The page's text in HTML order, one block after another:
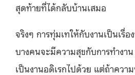
สุดท้ายที่ได้กลับบ้านเสมอ
จริงๆ การทุ่มเทให้กับงานเป็นเรื่อ
บางคนจะมีความสุขกับการทำงาน
เป็นงานอดิเรกไปด้วย แต่ถ้าควา